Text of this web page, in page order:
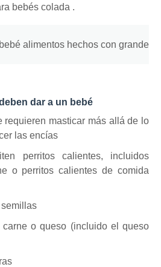
bebés colada .
alimentos hechos con grandes
dar a un bebé
requieren masticar más allá de lo
las encías
perritos calientes, incluidos
o perritos calientes de comida
o queso (incluido el queso